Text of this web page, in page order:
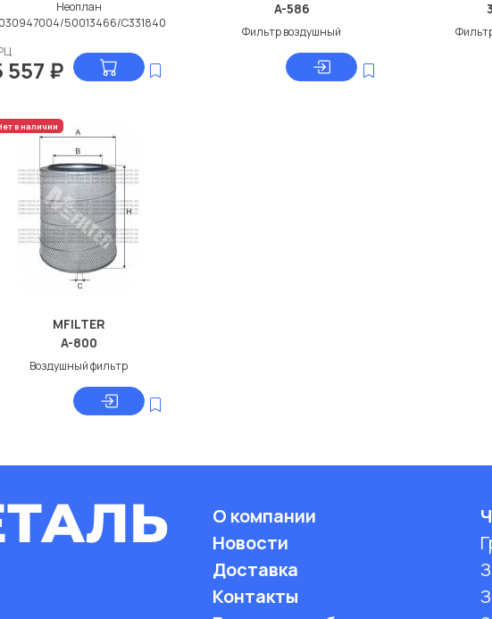
Неоплан
50013466/C331840
557 ₽
A-586
Фильтр воздушный
в наличии
MFILTER
A-800
Воздушный фильтр
О компании
Новости
Доставка
Контакты